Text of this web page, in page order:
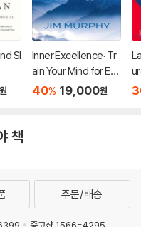
Sl
원
Inner Excellence: Tr
ain Your Mind for Ext
raordinary Performa
40% 19,000원
책
주문/배송